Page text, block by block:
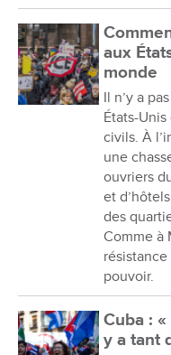
aux
monde
Il n’y a
États-
civils. À
une
ouvriers
et
des
Comme à
pouvoir.
Cuba :
y a tant